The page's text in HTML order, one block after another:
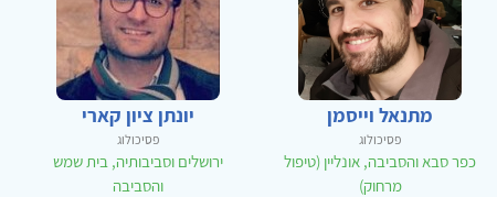
מתנאל וייסמן
פסיכולוג
כפר סבא והסביבה, אונליין (טיפול
מרחוק)
יונתן ציון קארי
פסיכולוג
ירושלים וסביבותיה, בית שמש
והסביבה